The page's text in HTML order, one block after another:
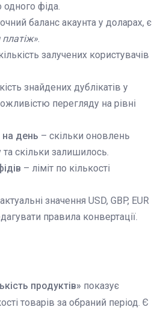
фіда.
баланс акаунта у доларах, є
.
залучених користувачів
знайдених дублікатів у
перегляду на рівні
на день – скільки оновлень
скільки залишилось.
– ліміт по кількості
значення USD, GBP, EUR
правила конвертації.
продуктів» показує
товарів за обраний період. Є